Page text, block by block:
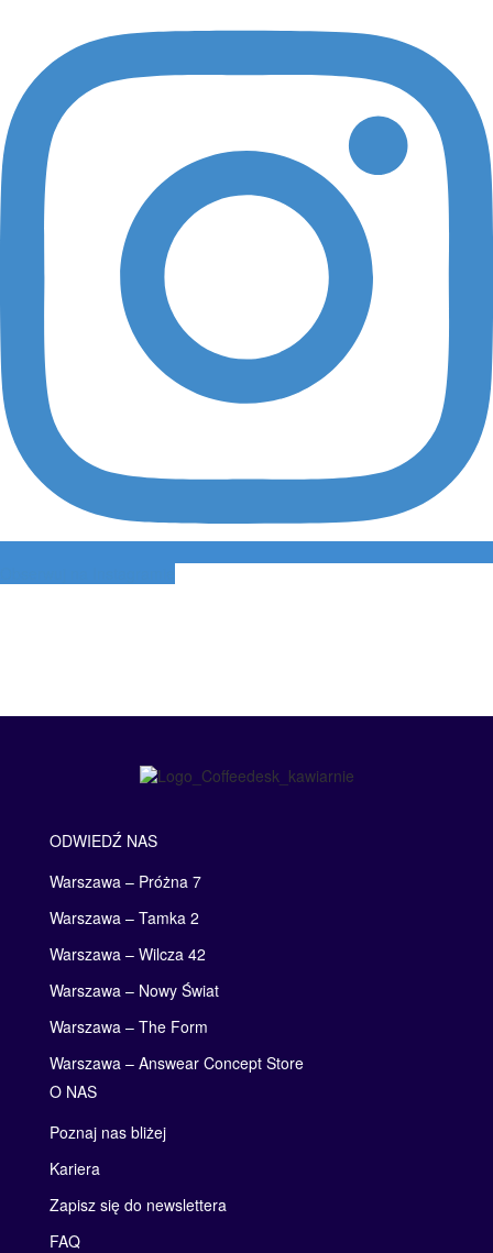
ODWIEDŹ NAS
Warszawa – Próżna 7
Warszawa – Tamka 2
Warszawa – Wilcza 42
Warszawa – Nowy Świat
Warszawa – The Form
Warszawa – Answear Concept Store
O NAS
Poznaj nas bliżej
Kariera
Zapisz się do newslettera
FAQ